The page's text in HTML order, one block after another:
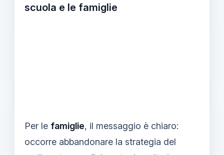
scuola e le famiglie
Per le famiglie, il messaggio è chiaro:
occorre abbandonare la strategia del